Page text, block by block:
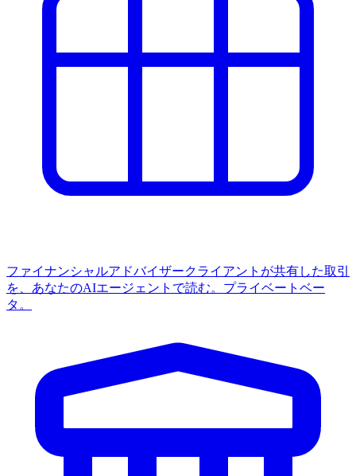
ファイナンシャルアドバイザークライアントが共有した取引
を、あなたのAIエージェントで読む。プライベートベー
タ。